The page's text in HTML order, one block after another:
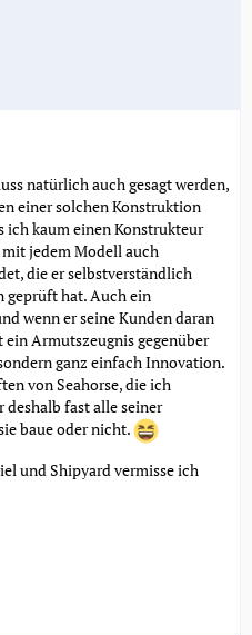
natürlich auch gesagt werden,
einer solchen Konstruktion
ich kaum einen Konstrukteur
mit jedem Modell auch
die er selbstverständlich
geprüft hat. Auch ein
wenn er seine Kunden daran
Armutszeugnis gegenüber
ganz einfach Innovation.
von Seahorse, die ich
deshalb fast alle seiner
baue oder nicht.
und Shipyard vermisse ich